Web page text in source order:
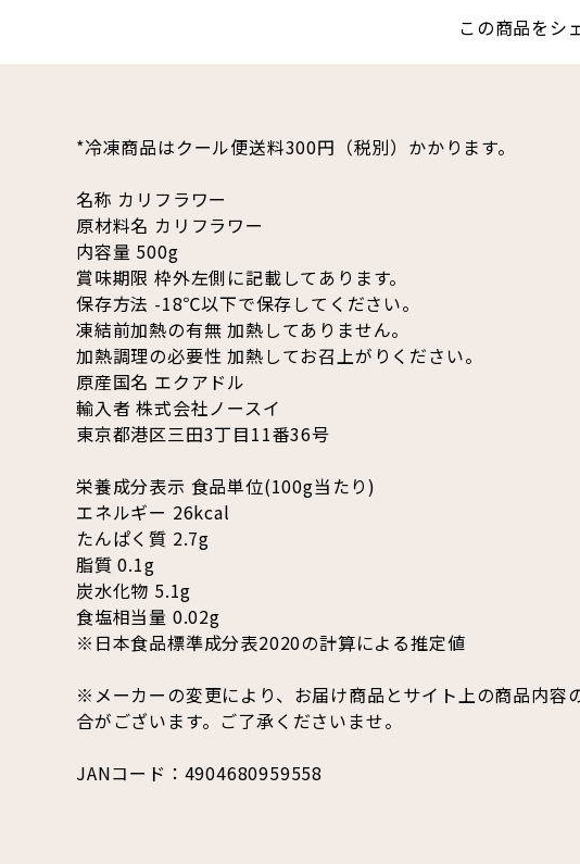
この商品をシ
*冷凍商品はクール便送料300円（税別）かかります。
名称 カリフラワー
原材料名 カリフラワー
内容量 500g
賞味期限 枠外左側に記載してあります。
保存方法 -18℃以下で保存してください。
凍結前加熱の有無 加熱してありません。
加熱調理の必要性 加熱してお召上がりください。
原産国名 エクアドル
輸入者 株式会社ノースイ
東京都港区三田3丁目11番36号
栄養成分表示 食品単位(100g当たり)
エネルギー 26kcal
たんぱく質 2.7g
脂質 0.1g
炭水化物 5.1g
食塩相当量 0.02g
※日本食品標準成分表2020の計算による推定値
※メーカーの変更により、お届け商品とサイト上の商品内容
合がございます。ご了承くださいませ。
JANコード：4904680959558